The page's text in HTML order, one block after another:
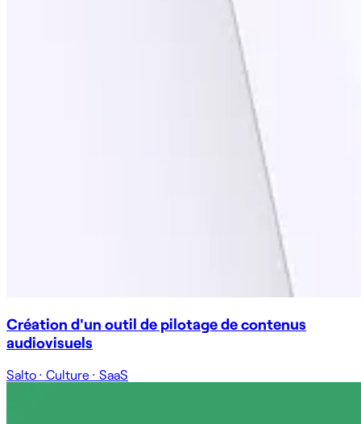
Création d'un outil de pilotage de contenus
audiovisuels
Salto · Culture · SaaS